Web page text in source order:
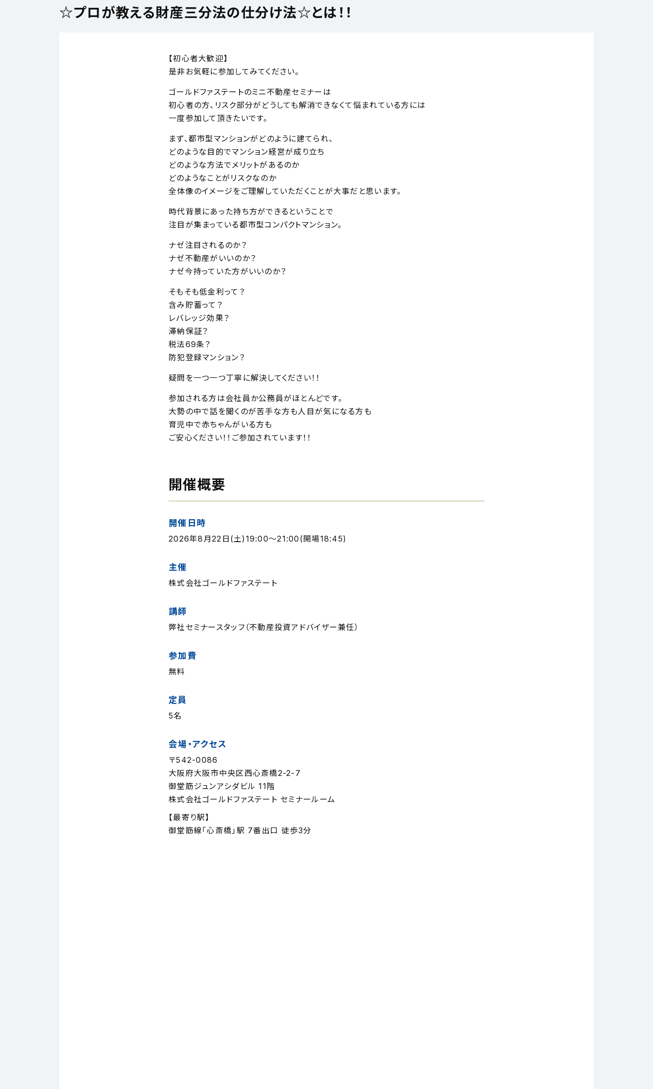
☆プロが教える財産三分法の仕分け法☆とは！！
【初心者大歓迎】
是非お気軽に参加してみてください。
ゴールドファステートのミニ不動産セミナーは
初心者の方、リスク部分がどうしても解消できなくて悩まれている方には
一度参加して頂きたいです。
まず、都市型マンションがどのように建てられ、
どのような目的でマンション経営が成り立ち
どのような方法でメリットがあるのか
どのようなことがリスクなのか
全体像のイメージをご理解していただくことが大事だと思います。
時代背景にあった持ち方ができるということで
注目が集まっている都市型コンパクトマンション。
ナゼ注目されるのか？
ナゼ不動産がいいのか？
ナゼ今持っていた方がいいのか？
そもそも低金利って？
含み貯蓄って？
レバレッジ効果？
滞納保証？
税法69条？
防犯登録マンション？
疑問を一つ一つ丁寧に解決してください！！
参加される方は会社員か公務員がほとんどです。
大勢の中で話を聞くのが苦手な方も人目が気になる方も
育児中で赤ちゃんがいる方も
ご安心ください！！ご参加されています！！
開催概要
開催日時
2026年8月22日(土)19:00～21:00(開場18:45)
主催
株式会社ゴールドファステート
講師
弊社セミナースタッフ（不動産投資アドバイザー兼任）
参加費
無料
定員
5名
会場・アクセス
〒542-0086
大阪府大阪市中央区西心斎橋2-2-7
御堂筋ジュンアシダビル 11階
株式会社ゴールドファステート セミナールーム
【最寄り駅】
御堂筋線「心斎橋」駅 7番出口 徒歩3分